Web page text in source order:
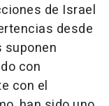
de Israel
desde
suponen
con
con el